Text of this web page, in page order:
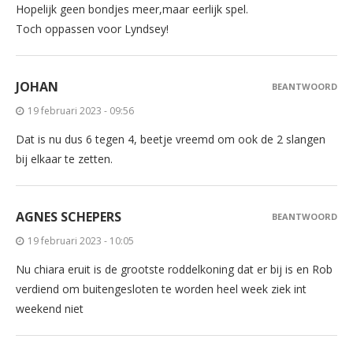
Hopelijk geen bondjes meer,maar eerlijk spel.
Toch oppassen voor Lyndsey!
JOHAN
19 februari 2023 - 09:56
Dat is nu dus 6 tegen 4, beetje vreemd om ook de 2 slangen
bij elkaar te zetten.
BEANTWOORD
AGNES SCHEPERS
19 februari 2023 - 10:05
Nu chiara eruit is de grootste roddelkoning dat er bij is en Rob
verdiend om buitengesloten te worden heel week ziek int
weekend niet
BEANTWOORD